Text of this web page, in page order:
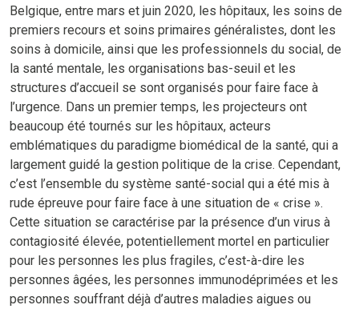
Belgique, entre mars et juin 2020, les hôpitaux, les soins de
premiers recours et soins primaires généralistes, dont les
soins à domicile, ainsi que les professionnels du social, de
la santé mentale, les organisations bas-seuil et les
structures d’accueil se sont organisés pour faire face à
l’urgence. Dans un premier temps, les projecteurs ont
beaucoup été tournés sur les hôpitaux, acteurs
emblématiques du paradigme biomédical de la santé, qui a
largement guidé la gestion politique de la crise. Cependant,
c’est l’ensemble du système santé-social qui a été mis à
rude épreuve pour faire face à une situation de « crise ».
Cette situation se caractérise par la présence d’un virus à
contagiosité élevée, potentiellement mortel en particulier
pour les personnes les plus fragiles, c’est-à-dire les
personnes âgées, les personnes immunodéprimées et les
personnes souffrant déjà d’autres maladies aigues ou